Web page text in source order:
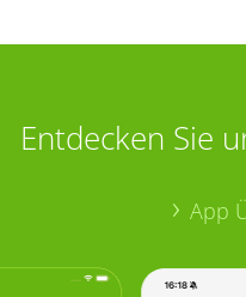
Entdecken Sie
App